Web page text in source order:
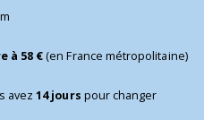
à 58 €(en France métropolitaine)
avez14 jours pour changer